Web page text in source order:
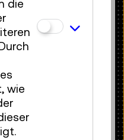
mit
(v. l. n. r.) aus
(2-4)
Zu Beginn
gereinigt: Mit
entfernten die
die
wie